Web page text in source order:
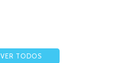
VER TODOS